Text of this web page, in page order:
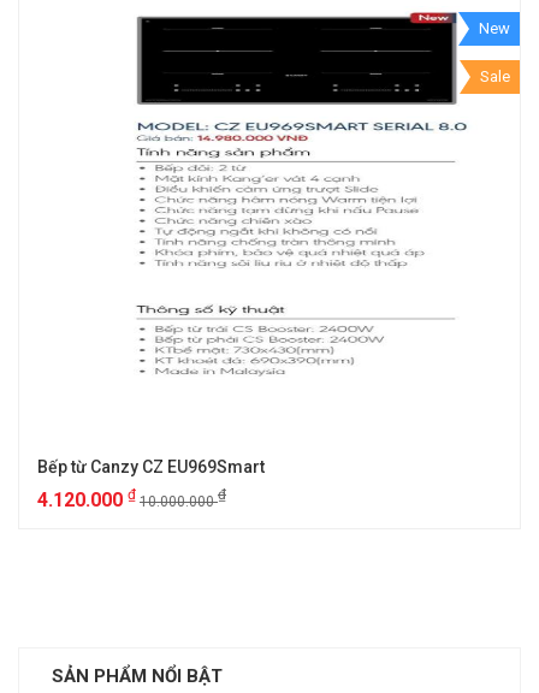
New
Sale
Bếp từ Canzy CZ EU969Smart
4.120.000 ₫ 10.000.000₫
SẢN PHẨM NỔI BẬT